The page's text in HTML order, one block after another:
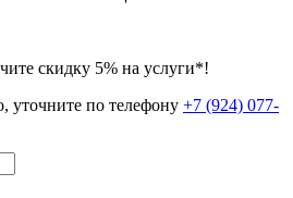
скидку 5% на услуги*!
уточните по телефону +7 (924) 077-